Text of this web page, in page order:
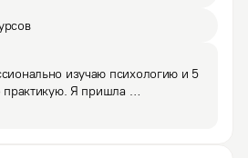
изучаю психологию и 5
практикую. Я пришла
помогать людям